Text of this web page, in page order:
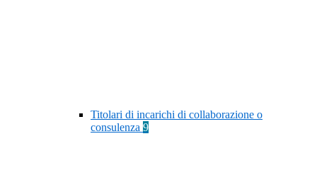
Titolari di incarichi di collaborazione o
consulenza 9